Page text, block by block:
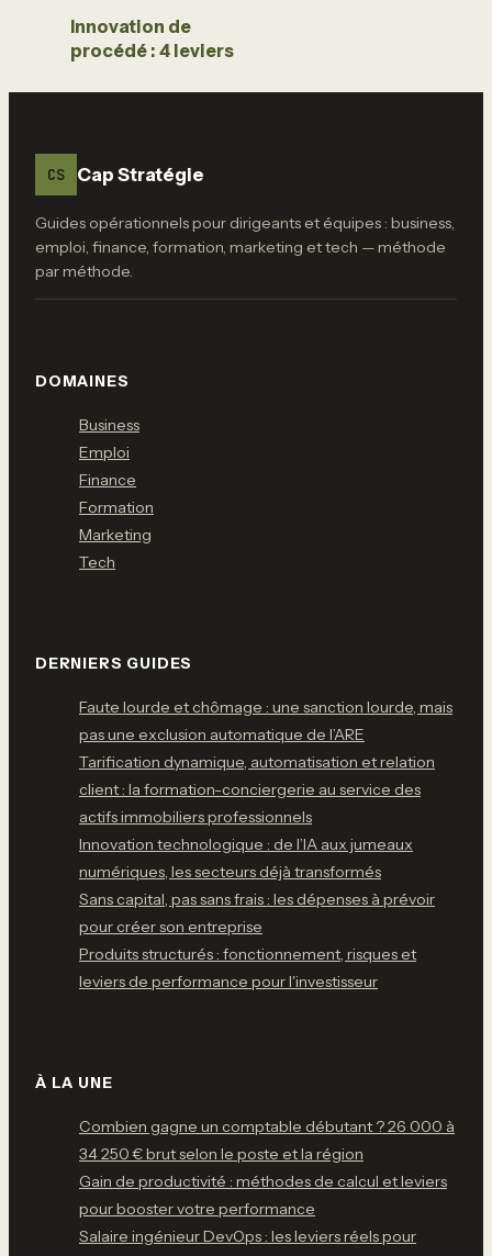
Innovation de
procédé : 4 leviers
votre productivité
CS Cap Stratégie
Guides opérationnels pour dirigeants et équipes : business,
emploi, finance, formation, marketing et tech — méthode
par méthode.
DOMAINES
Business
Emploi
Finance
Formation
Marketing
Tech
DERNIERS GUIDES
Faute lourde et chômage : une sanction lourde, mais
pas une exclusion automatique de l’ARE
Tarification dynamique, automatisation et relation
client : la formation-conciergerie au service des
actifs immobiliers professionnels
Innovation technologique : de l’IA aux jumeaux
numériques, les secteurs déjà transformés
Sans capital, pas sans frais : les dépenses à prévoir
pour créer son entreprise
Produits structurés : fonctionnement, risques et
leviers de performance pour l'investisseur
À LA UNE
Combien gagne un comptable débutant ? 26 000 à
34 250 € brut selon le poste et la région
Gain de productivité : méthodes de calcul et leviers
pour booster votre performance
Salaire ingénieur DevOps : les leviers réels pour